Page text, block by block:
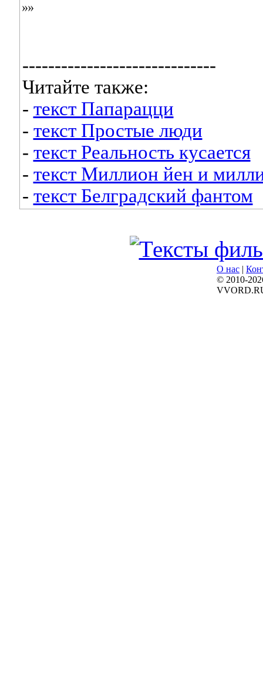
------------------------------
Читайте также:
- текст Папарацци
- текст Простые люди
- текст Реальность кусается
- текст Миллион йен и
- текст Белградский фантом
О нас |
© 2010-